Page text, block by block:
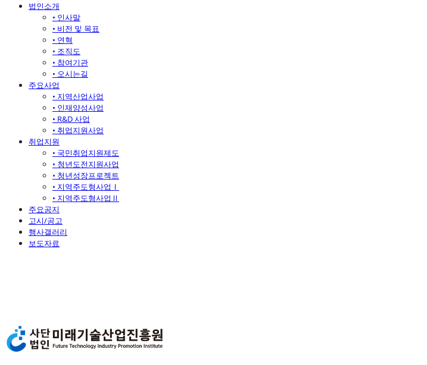
법인소개
• 인사말
• 비전 및 목표
• 연혁
• 조직도
• 참여기관
• 오시는길
주요사업
• 지역산업사업
• 인재양성사업
• R&D 사업
• 취업지원사업
취업지원
• 국민취업지원제도
• 청년도전지원사업
• 청년성장프로젝트
• 지역주도형사업Ⅰ
• 지역주도형사업Ⅱ
주요공지
고시/공고
행사갤러리
보도자료